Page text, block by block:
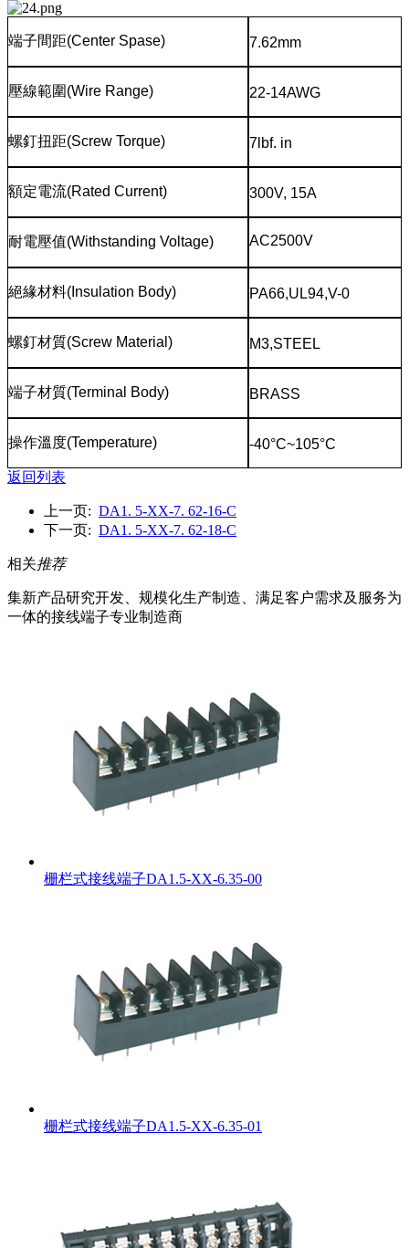
端子間距(Center Spase) 7.62mm
壓線範圍(Wire Range) 22-14AWG
螺釘扭距(Screw Torque) 7lbf. in
額定電流(Rated Current) 300V, 15A
耐電壓值(Withstanding Voltage) AC2500V
絕緣材料(Insulation Body) PA66,UL94,V-0
螺釘材質(Screw Material) M3,STEEL
端子材質(Terminal Body) BRASS
操作溫度(Temperature) -40°C~105°C
返回列表
上一页: DA1. 5-XX-7. 62-16-C
下一页: DA1. 5-XX-7. 62-18-C
相关推荐
集新产品研究开发、规模化生产制造、满足客户需求及服务为
一体的接线端子专业制造商
栅栏式接线端子DA1.5-XX-6.35-00
栅栏式接线端子DA1.5-XX-6.35-01